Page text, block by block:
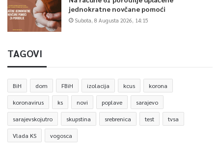
jednokratne novčane pomoći
Subota, 8 Augusta 2026, 14:15
TAGOVI
BiH dom FBiH izolacija kcus korona
koronavirus ks novi poplave sarajevo
sarajevskojutro skupstina srebrenica test tvsa
Vlada KS vogosca